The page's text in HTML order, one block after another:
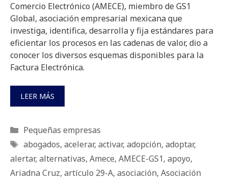
Comercio Electrónico (AMECE), miembro de GS1
Global, asociación empresarial mexicana que
investiga, identifica, desarrolla y fija estándares para
eficientar los procesos en las cadenas de valor, dio a
conocer los diversos esquemas disponibles para la
Factura Electrónica.
LEER MÁS
Categorías
Pequeñas empresas
Etiquetas
abogados, acelerar, activar, adopción, adoptar,
alertar, alternativas, Amece, AMECE-GS1, apoyo,
Ariadna Cruz, artículo 29-A, asociación, Asociación